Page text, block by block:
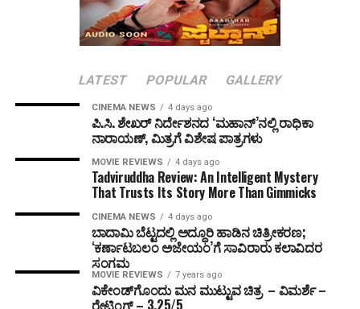
LATEST POPULAR GALLERY
CINEMA NEWS 4 days ago
ಪಿ.ಸಿ. ಶೇಖರ್ ನಿರ್ದೇಶನದ ‘ಮಹಾನ್’ನಲ್ಲಿ ರಾಧಿಕಾ
ನಾರಾಯಣ್, ಮಿತ್ರಗೆ ವಿಶೇಷ ಪಾತ್ರಗಳು
MOVIE REVIEWS 4 days ago
Tadviruddha Review: An Intelligent Mystery
That Trusts Its Story More Than Gimmicks
CINEMA NEWS 4 days ago
ಬಾದಾಮಿ ಬೆಟ್ಟದಲ್ಲಿ ಅದ್ಧೂರಿ ಹಾಡಿನ ಚಿತ್ರೀಕರಣ;
‘ಕರ್ಣಾಟಬಲಂ ಅಜೇಯಂ’ಗೆ ಸಾವಿರಾರು ಕಲಾವಿದರ
ಸಂಗಮ
MOVIE REVIEWS 7 years ago
ವಿಕೇಂಡ್‌ಗೊಂದು ಮನ ಮುಟ್ಟುವ ಚಿತ್ರ – ವಿಮರ್ಶೆ –